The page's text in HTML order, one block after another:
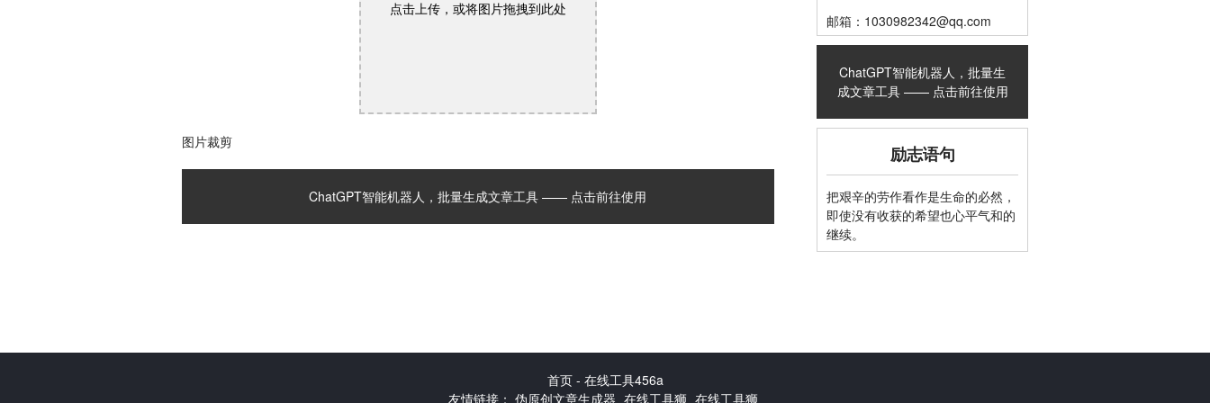
点击上传，或将图片拖拽到此处
图片裁剪
ChatGPT智能机器人，批量生成文章工具 —— 点击前往使用
邮箱：1030982342@qq.com
ChatGPT智能机器人，批量生
成文章工具 —— 点击前往使用
励志语句
把艰辛的劳作看作是生命的必然，
即使没有收获的希望也心平气和的
继续。
首页 - 在线工具456a
友情链接： 伪原创文章生成器 在线工具狮 在线工具狮